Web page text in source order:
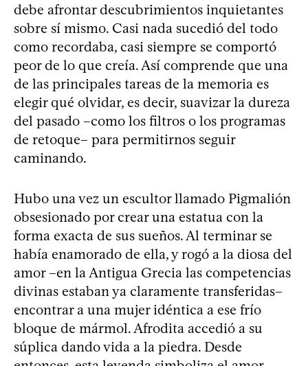
debe afrontar descubrimientos inquietantes
sobre sí mismo. Casi nada sucedió del todo
como recordaba, casi siempre se comportó
peor de lo que creía. Así comprende que una
de las principales tareas de la memoria es
elegir qué olvidar, es decir, suavizar la dureza
del pasado –como los filtros o los programas
de retoque– para permitirnos seguir
caminando.
Hubo una vez un escultor llamado Pigmalión
obsesionado por crear una estatua con la
forma exacta de sus sueños. Al terminar se
había enamorado de ella, y rogó a la diosa del
amor –en la Antigua Grecia las competencias
divinas estaban ya claramente transferidas–
encontrar a una mujer idéntica a ese frío
bloque de mármol. Afrodita accedió a su
súplica dando vida a la piedra. Desde